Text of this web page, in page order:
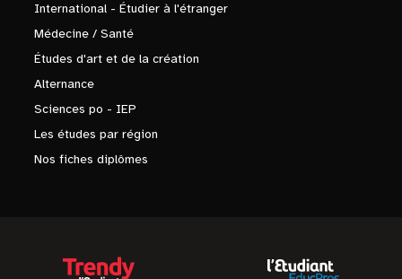
International - Étudier à l'étranger
Médecine / Santé
Études d'art et de la création
Alternance
Sciences po - IEP
Les études par région
Nos fiches diplômes